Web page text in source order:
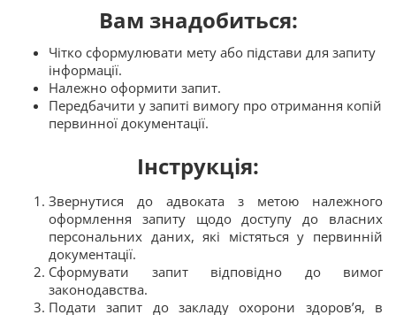
Вам знадобиться:
Чітко сформулювати мету або підстави для запиту
інформації.
Належно оформити запит.
Передбачити у запиті вимогу про отримання копій
первинної документації.
Інструкція:
Звернутися до адвоката з метою належного
оформлення запиту щодо доступу до власних
персональних даних, які містяться у первинній
документації.
Сформувати запит відповідно до вимог
законодавства.
Подати запит до закладу охорони здоров’я, в